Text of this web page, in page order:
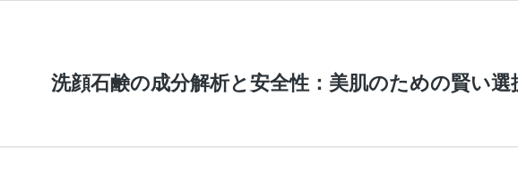
洗顔石鹸の成分解析と安全性：美肌のための賢い選